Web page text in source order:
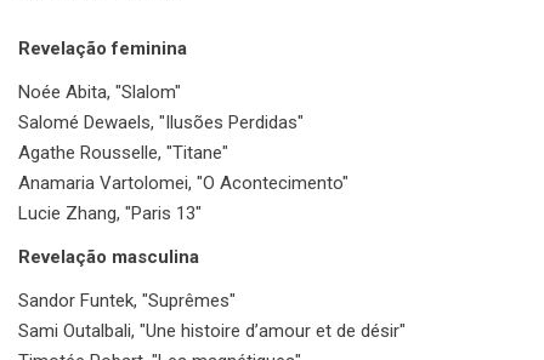
Revelação feminina
Noée Abita, "Slalom"
Salomé Dewaels, "Ilusões Perdidas"
Agathe Rousselle, "Titane"
Anamaria Vartolomei, "O Acontecimento"
Lucie Zhang, "Paris 13"
Revelação masculina
Sandor Funtek, "Suprêmes"
Sami Outalbali, "Une histoire d’amour et de désir"